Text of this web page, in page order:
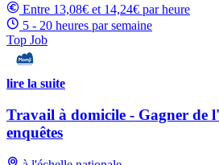
Entre 13,08€ et 14,24€ par heure
5 - 20 heures par semaine
Top Job
lire la suite
Travail à domicile - Gagner de
enquêtes